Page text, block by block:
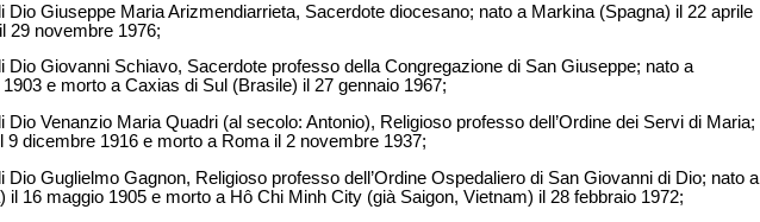
Dio Giuseppe Maria Arizmendiarrieta, Sacerdote diocesano; nato a Markina (Spagna) il 22 aprile
29 novembre 1976;
Dio Giovanni Schiavo, Sacerdote professo della Congregazione di San Giuseppe; nato a
1903 e morto a Caxias di Sul (Brasile) il 27 gennaio 1967;
Venanzio Maria Quadri (al secolo: Antonio), Religioso professo dell’Ordine dei Servi di Maria;
9 dicembre 1916 e morto a Roma il 2 novembre 1937;
Guglielmo Gagnon, Religioso professo dell’Ordine Ospedaliero di San Giovanni di Dio; nato a
il 16 maggio 1905 e morto a Hô Chi Minh City (già Saigon, Vietnam) il 28 febbraio 1972;